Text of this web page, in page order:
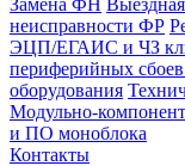
неисправности ФР
ЭЦП/ЕГАИС и ЧЗ
периферийных
оборудования
Модульно-
и ПО моноблока
Контакты